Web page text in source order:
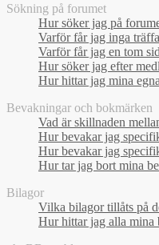
Sökning på forumet
Hur söker jag på
Varför får jag inga
Varför får jag en tom
Hur söker jag efter
Hur hittar jag mina
Bevakningar och bokmärken
Vad är skillnaden
Hur bevakar jag
Hur bevakar jag
Hur tar jag bort mina
Bilagor
Vilka bilagor tillåts på
Hur hittar jag alla mina